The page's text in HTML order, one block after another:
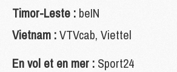
Timor-Leste : beIN
Vietnam :VTVcab, Viettel
En vol et en mer : Sport24